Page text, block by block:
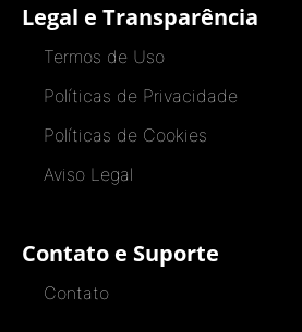
Legal e Transparência
Termos de Uso
Políticas de Privacidade
Políticas de Cookies
Aviso Legal
Contato e Suporte
Contato